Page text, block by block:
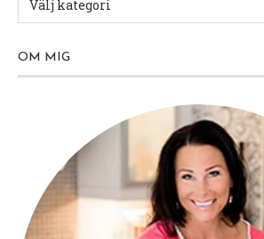
OM MIG